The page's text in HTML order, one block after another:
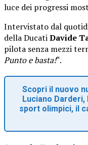
luce dei progressi
Intervistato dal
della DucatiDavide
pilota senza mezzi
Punto e basta!“.
Scopri il nuovo
Luciano
sport olimpici, il